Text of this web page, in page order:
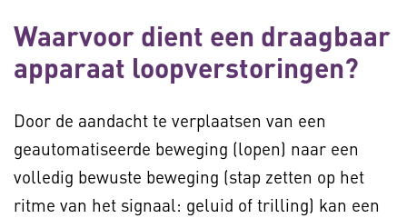
Waarvoor dient een draagbaar
apparaat loopverstoringen?
Door de aandacht te verplaatsen van een
geautomatiseerde beweging (lopen) naar een
volledig bewuste beweging (stap zetten op het
ritme van het signaal: geluid of trilling) kan een